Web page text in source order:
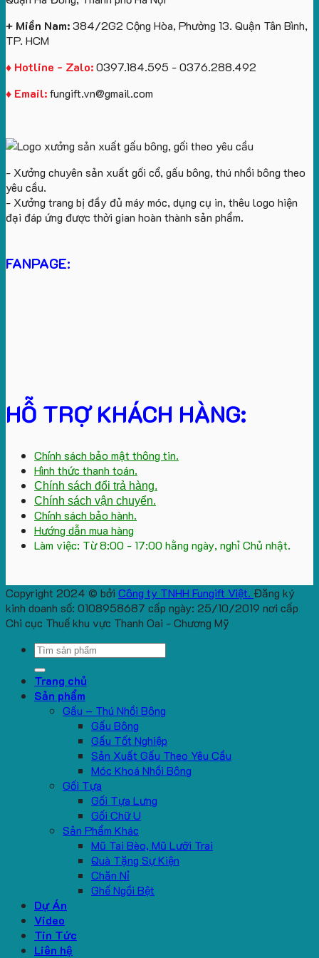
Logo
+ Miền Nam:384/2G2 Cộng Hòa, Phường 13. Quận Tân Bình,
TP. HCM
♦ Hotline - Zalo:0397.184.595 - 0376.288.492
♦ Email:fungift.vn@gmail.com
- Xưởng chuyên sản xuất gối cổ, gấu bông, thú nhồi bông theo
yêu cầu.
- Xưởng trang bị đầy đủ máy móc, dụng cụ in, thêu logo hiện
đại đáp ứng được thời gian hoàn thành sản phẩm.
FANPAGE:
HỖ TRỢ KHÁCH HÀNG:
Chính sách bảo mật thông tin.
Hình thức thanh toán.
Chính sách đổi trả hàng.
Chính sách vận chuyển.
Chính sách bảo hành.
Hướng dẫn mua hàng
Làm việc: Từ 8:00 - 17:00 hằng ngày, nghỉ Chủ nhật.
Copyright 2024 © bởi Công ty TNHH Fungift Việt. Đăng ký
kinh doanh số: 0108958687 cấp ngày: 25/10/2019 nơi cấp
Chi cục Thuế khu vực Thanh Oai - Chương Mỹ
Search
Trang chủ
Sản phẩm
Gấu – Thú Nhồi Bông
Gấu Bông
Gấu Tốt Nghiệp
Sản Xuất Gấu Theo Yêu Cầu
Móc Khoá Nhồi Bông
Gối Tựa
Gối Tựa Lưng
Gối Chữ U
Sản Phẩm Khác
Mũ Tai Bèo, Mũ Lưỡi Trai
Quà Tặng Sự Kiện
Chăn Nỉ
Ghế Ngồi Bệt
Dự Án
Video
Tin Tức
Liên hệ